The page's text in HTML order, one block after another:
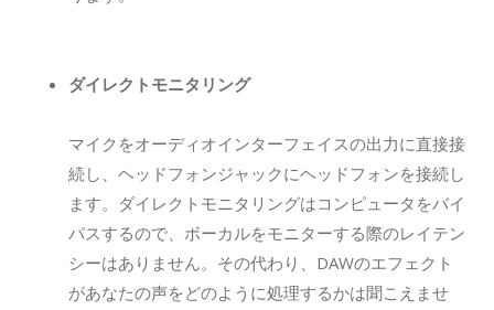
ダイレクトモニタリング
マイクをオーディオインターフェイスの出力に直接接
続し、ヘッドフォンジャックにヘッドフォンを接続し
ます。ダイレクトモニタリングはコンピュータをバイ
パスするので、ボーカルをモニターする際のレイテン
シーはありません。その代わり、DAWのエフェクト
があなたの声をどのように処理するかは聞こえませ